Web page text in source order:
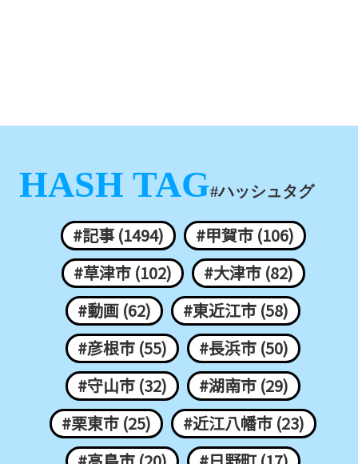
HASH TAG#ハッシュタグ
#記事 (1494)
#甲賀市 (106)
#草津市 (102)
#大津市 (82)
#動画 (62)
#東近江市 (58)
#彦根市 (55)
#長浜市 (50)
#守山市 (32)
#湖南市 (29)
#栗東市 (25)
#近江八幡市 (23)